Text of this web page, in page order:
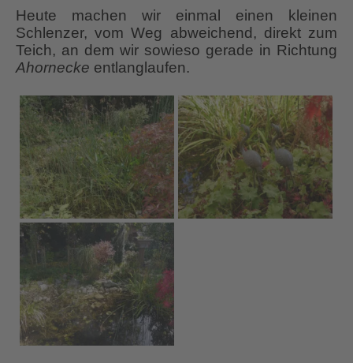
Heute machen wir einmal einen kleinen
Schlenzer, vom Weg abweichend, direkt zum
Teich, an dem wir sowieso gerade in Richtung
Ahornecke entlanglaufen.